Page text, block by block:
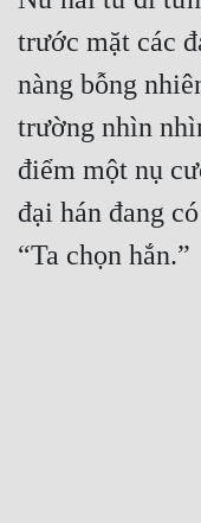
trước mặt các
nàng bỗng
trường nhìn
điểm một nụ
đại hán đang
“Ta chọn hắn.”